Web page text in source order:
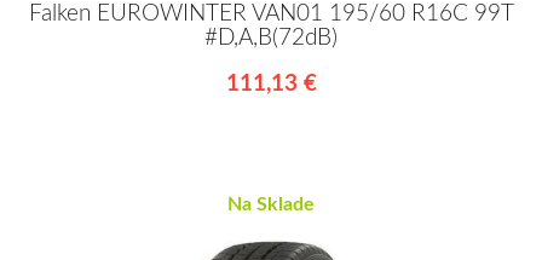
Falken EUROWINTER VAN01 195/60 R16C 99T
#D,A,B(72dB)
111,13 €
Na Sklade